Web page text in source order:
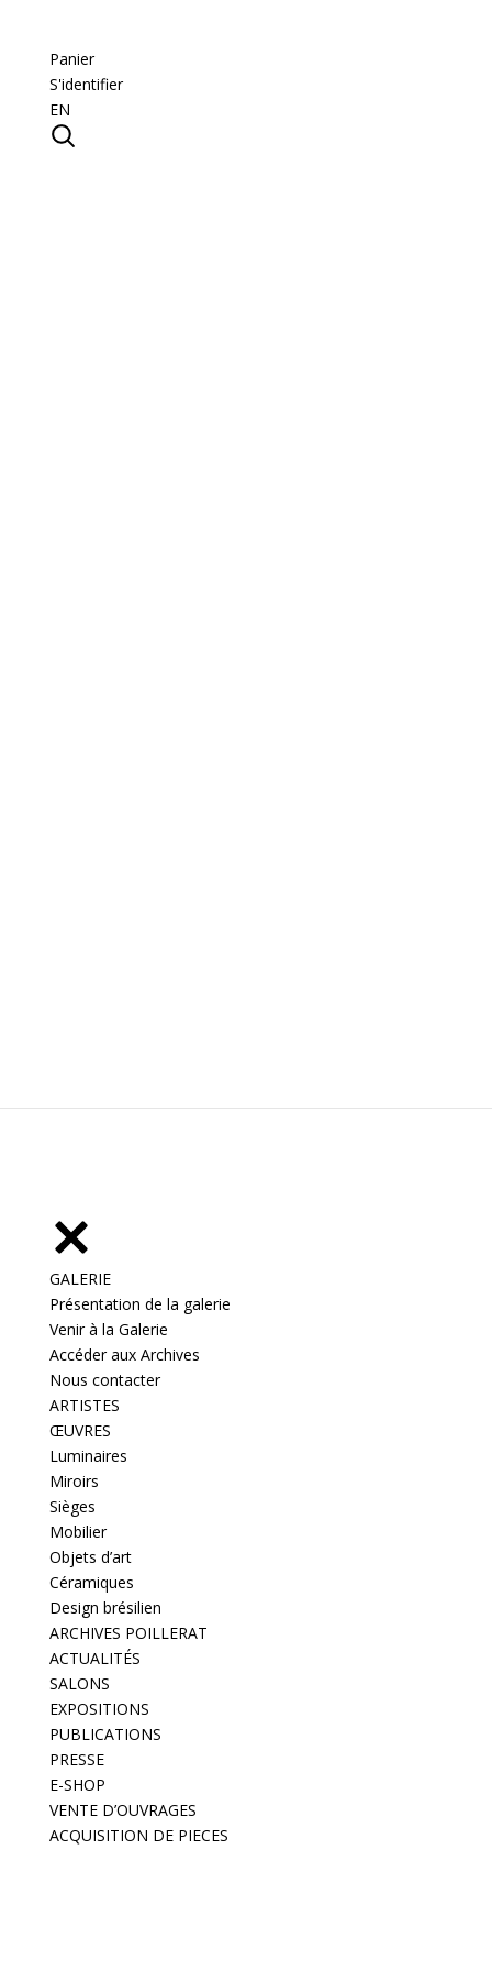
Panier
S'identifier
EN
GALERIE
Présentation de la galerie
Venir à la Galerie
Accéder aux Archives
Nous contacter
ARTISTES
ŒUVRES
Luminaires
Miroirs
Sièges
Mobilier
Objets d’art
Céramiques
Design brésilien
ARCHIVES POILLERAT
ACTUALITÉS
SALONS
EXPOSITIONS
PUBLICATIONS
PRESSE
E-SHOP
VENTE D’OUVRAGES
ACQUISITION DE PIECES